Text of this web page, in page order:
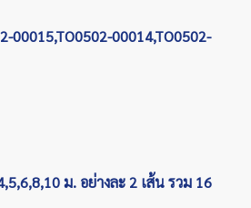
00015,TO0502-00014,TO0502-
ม. อย่างละ 2 เส้น รวม 16